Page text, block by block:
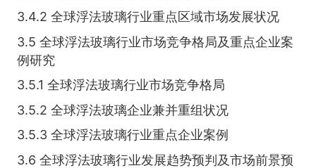
3.4.2 全球浮法玻璃行业重点区域市场发展状况
3.5 全球浮法玻璃行业市场竞争格局及重点企业案
例研究
3.5.1 全球浮法玻璃行业市场竞争格局
3.5.2 全球浮法玻璃企业兼并重组状况
3.5.3 全球浮法玻璃行业重点企业案例
3.6 全球浮法玻璃行业发展趋势预判及市场前景预